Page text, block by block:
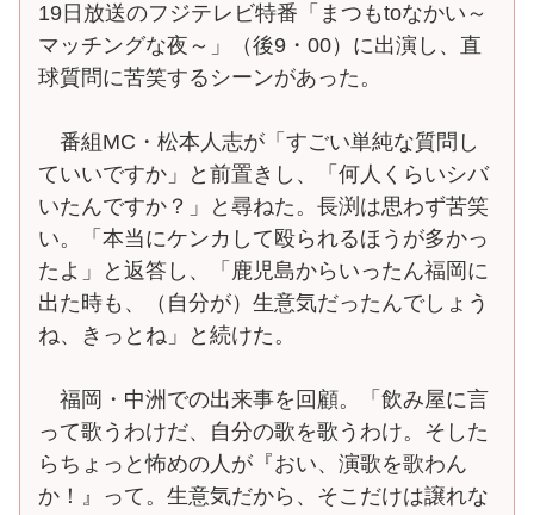
19日放送のフジテレビ特番「まつもtoなかい～
マッチングな夜～」（後9・00）に出演し、直
球質問に苦笑するシーンがあった。
番組MC・松本人志が「すごい単純な質問し
ていいですか」と前置きし、「何人くらいシバ
いたんですか？」と尋ねた。長渕は思わず苦笑
い。「本当にケンカして殴られるほうが多かっ
たよ」と返答し、「鹿児島からいったん福岡に
出た時も、（自分が）生意気だったんでしょう
ね、きっとね」と続けた。
福岡・中洲での出来事を回顧。「飲み屋に言
って歌うわけだ、自分の歌を歌うわけ。そした
らちょっと怖めの人が『おい、演歌を歌わん
か！』って。生意気だから、そこだけは譲れな